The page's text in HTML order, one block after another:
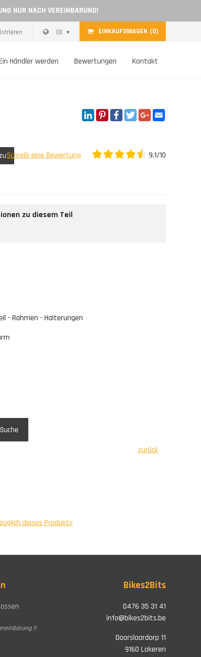
NUR NACH VEREINBARUNG!
EINKAUFSWAGEN (0)
DE
Händler werden Bewertungen Kontakt
LinkedIn
Pinterest
Facebook
Twitter
Google+
Schreib eine Bewertung 9.1/10
zu diesem Teil
- Rahmen - Halterungen
zurück
dieses Produkts
!!
Bikes2Bits
0476 35 31 41
info@bikes2bits.be
Doorslaardorp 11
9160 Lokeren